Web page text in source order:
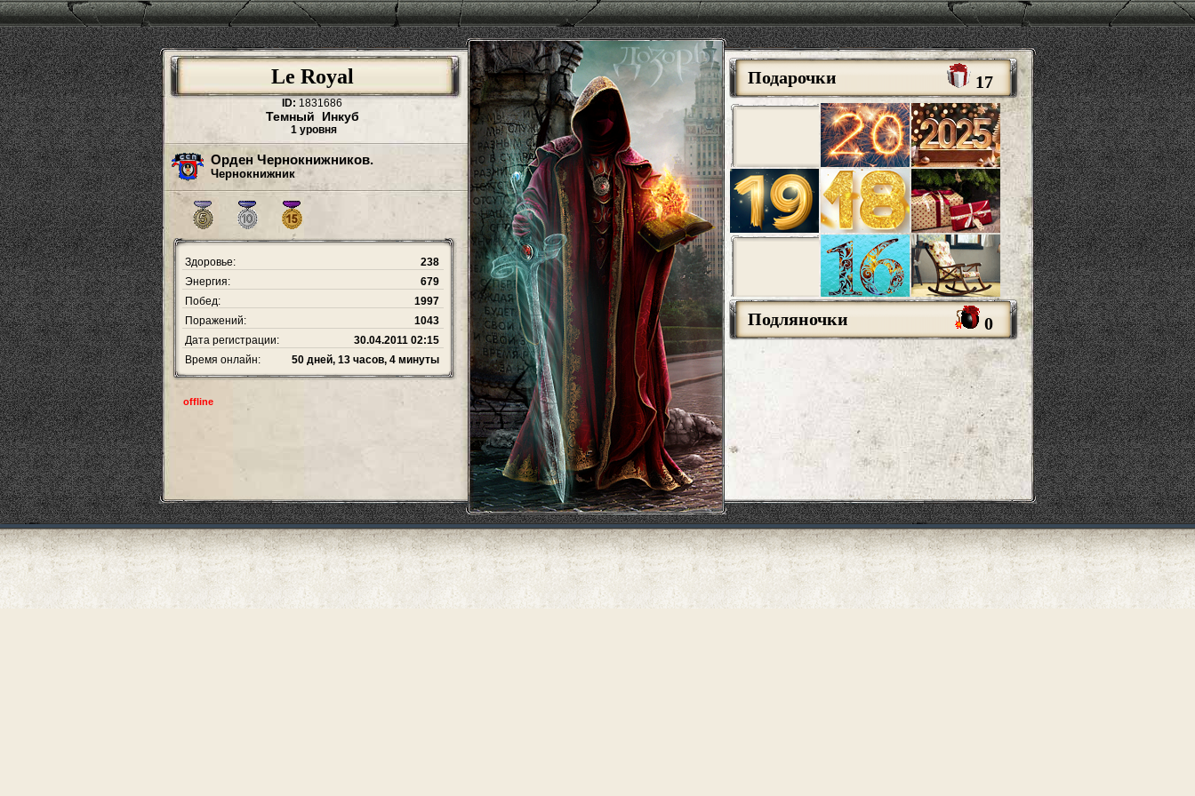
Le Royal
ID: 1831686
Темный Инкуб
1 уровня
Орден Чернокнижников.
Чернокнижник
Здоровье:
238
Энергия:
679
Побед:
1997
Поражений:
1043
Дата регистрации:
30.04.2011 02:15
Время онлайн:
50 дней, 13 часов, 4 минуты
offline
Подарочки 17
Подляночки 0